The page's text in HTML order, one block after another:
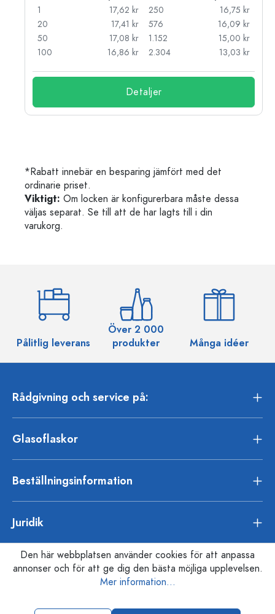
1
17,62 kr
20
17,41 kr
50
17,08 kr
100
16,86 kr
250
16,75 kr
576
16,09 kr
1.152
15,00 kr
2.304
13,03 kr
Detaljer
*Rabatt innebär en besparing jämfört med det
ordinarie priset.
Viktigt: Om locken är konfigurerbara måste dessa
väljas separat. Se till att de har lagts till i din
varukorg.
Pålitlig leverans
Över 2 000
produkter
Många idéer
Rådgivning och service på:
Glasoflaskor
Beställningsinformation
Juridik
Den här webbplatsen använder cookies för att anpassa
annonser och för att ge dig den bästa möjliga upplevelsen.
Mer information...